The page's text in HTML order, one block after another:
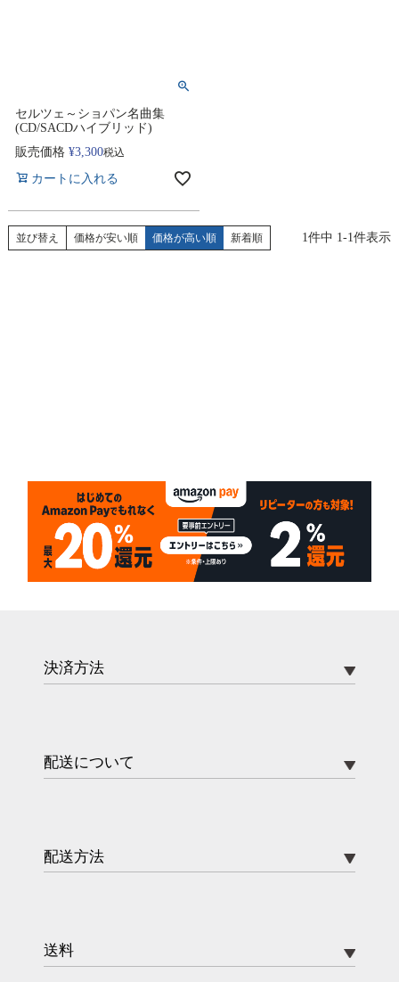
セルツェ～ショパン名曲集
(CD/SACDハイブリッド)
販売価格 ¥3,300税込
カートに入れる
並び替え 価格が安い順 価格が高い順 新着順 1件中 1-1件表示
決済方法
配送について
配送方法
送料